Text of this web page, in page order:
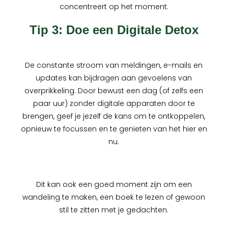
concentreert op het moment.
Tip 3: Doe een Digitale Detox
De constante stroom van meldingen, e-mails en
updates kan bijdragen aan gevoelens van
overprikkeling. Door bewust een dag (of zelfs een
paar uur) zonder digitale apparaten door te
brengen, geef je jezelf de kans om te ontkoppelen,
opnieuw te focussen en te genieten van het hier en
nu.
Dit kan ook een goed moment zijn om een
wandeling te maken, een boek te lezen of gewoon
stil te zitten met je gedachten.